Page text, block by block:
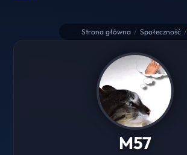
Strona główna / Społeczność /
M57